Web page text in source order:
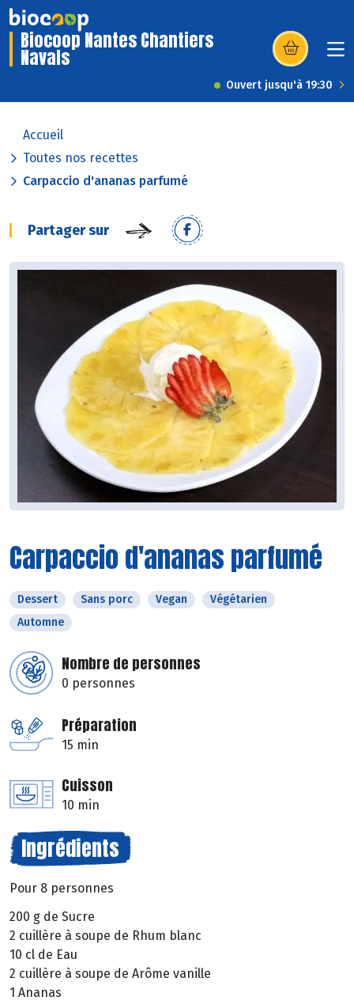
Biocoop Nantes Chantiers
Navals (s’ouvre dans
Ouvert jusqu'à 19:30
Accueil
Toutes nos recettes
Carpaccio d'ananas parfumé
Partager sur
Carpaccio d'ananas parfumé
Dessert Sans porc Vegan
Végétarien
Automne
Nombre de personnes
0 personnes
Préparation
15 min
Cuisson
10 min
Ingrédients
Pour 8 personnes
200 g de Sucre
2 cuillère à soupe de Rhum blanc
10 cl de Eau
2 cuillère à soupe de Arôme vanille
1 Ananas